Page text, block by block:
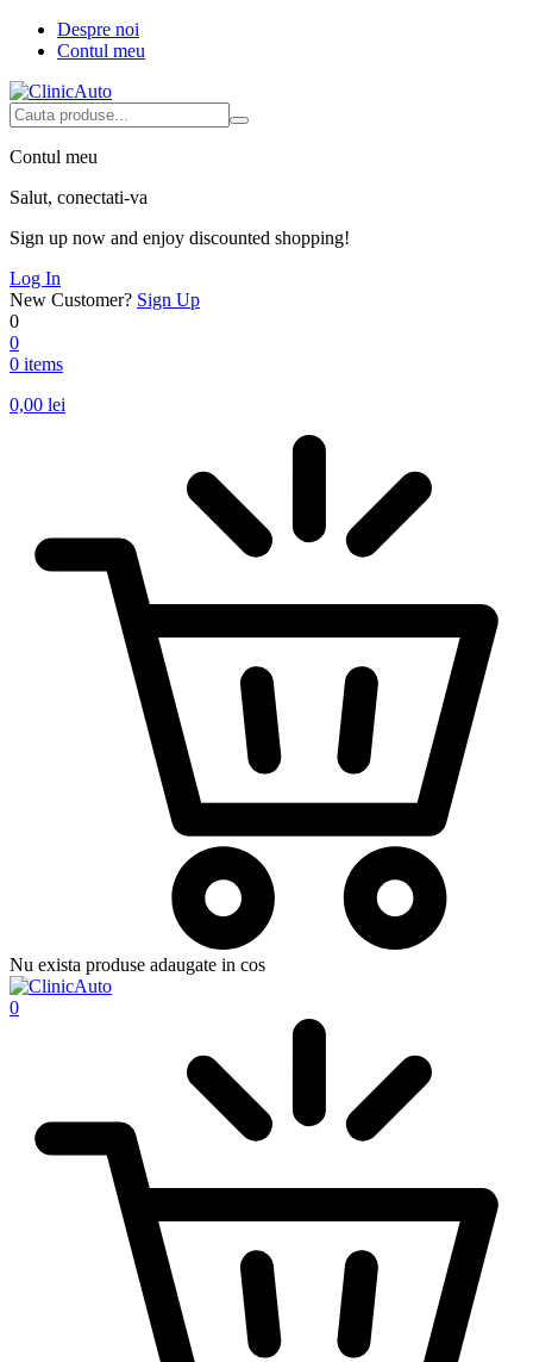
Despre noi
Contul meu
Contul meu
Salut, conectati-va
Sign up now and enjoy discounted shopping!
Log In
New Customer? Sign Up
0
0
0 items
0,00 lei
Nu exista produse adaugate in cos
0